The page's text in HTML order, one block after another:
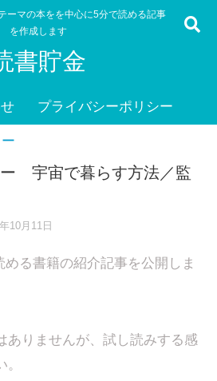
ーマの本をを中心に5分で読める記事
を作成します
書貯金
プライバシーポリシー
宇宙で暮らす方法／監
10月11日
る書籍の紹介記事を公開しま
りませんが、試し読みする感